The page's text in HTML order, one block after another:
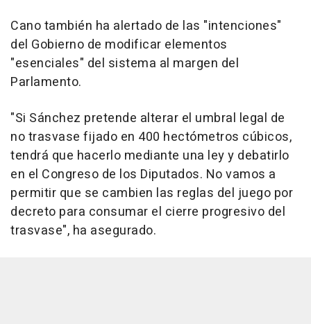
Cano también ha alertado de las "intenciones"
del Gobierno de modificar elementos
"esenciales" del sistema al margen del
Parlamento.
"Si Sánchez pretende alterar el umbral legal de
no trasvase fijado en 400 hectómetros cúbicos,
tendrá que hacerlo mediante una ley y debatirlo
en el Congreso de los Diputados. No vamos a
permitir que se cambien las reglas del juego por
decreto para consumar el cierre progresivo del
trasvase", ha asegurado.